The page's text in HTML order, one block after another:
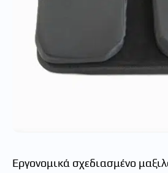
Εργονομικά σχεδιασμένο